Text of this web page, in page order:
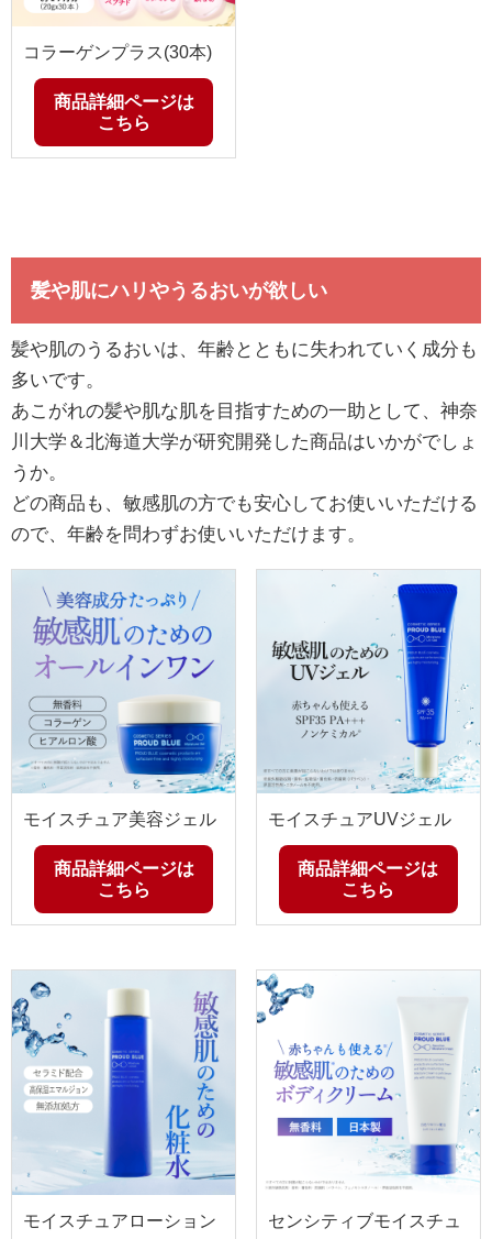
コラーゲンプラス(30本)
商品詳細ページは
こちら
髪や肌にハリやうるおいが欲しい
髪や肌のうるおいは、年齢とともに失われていく成分も
多いです。
あこがれの髪や肌な肌を目指すための一助として、神奈
川大学＆北海道大学が研究開発した商品はいかがでしょ
うか。
どの商品も、敏感肌の方でも安心してお使いいただける
ので、年齢を問わずお使いいただけます。
モイスチュア美容ジェル
商品詳細ページは
こちら
モイスチュアUVジェル
商品詳細ページは
こちら
モイスチュアローション
センシティブモイスチュ